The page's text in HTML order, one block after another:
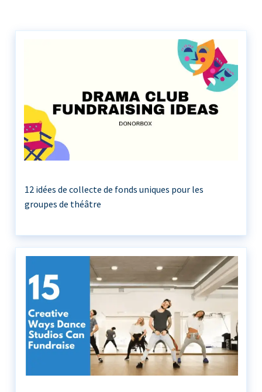
12 idées de collecte de fonds uniques pour les
groupes de théâtre